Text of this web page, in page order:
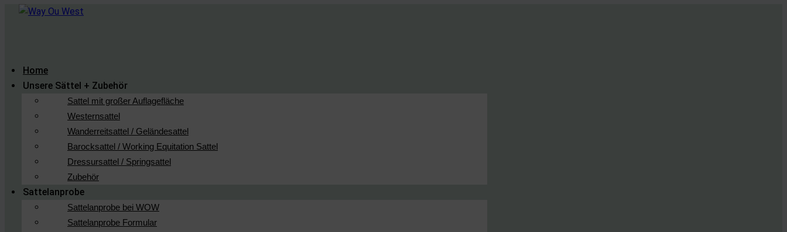
Home
Unsere Sättel + Zubehör
Sattel mit großer Auflagefläche
Westernsattel
Wanderreitsattel / Geländesattel
Barocksattel / Working Equitation Sattel
Dressursattel / Springsattel
Zubehör
Sattelanprobe
Sattelanprobe bei WOW
Sattelanprobe Formular